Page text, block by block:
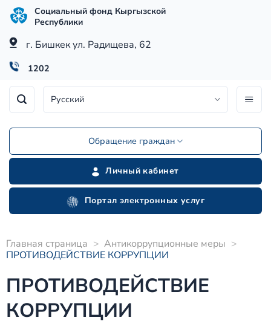
Skip
content
Социальный фонд Кыргызской
Республики
г. Бишкек ул. Радищева, 62
1202
Русский
Обращение граждан
Личный кабинет
Портал электронных услуг
Главная страница > Антикоррупционные меры >
ПРОТИВОДЕЙСТВИЕ КОРРУПЦИИ
ПРОТИВОДЕЙСТВИЕ
КОРРУПЦИИ